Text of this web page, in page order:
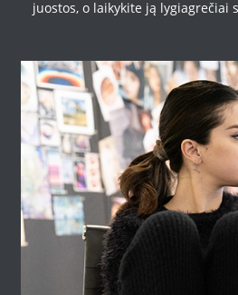
juostos, o laikykite ją lygiagrečiai